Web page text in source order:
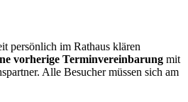
persönlich im Rathaus klären
vorherige Terminvereinbarung mit
Alle Besucher müssen sich am